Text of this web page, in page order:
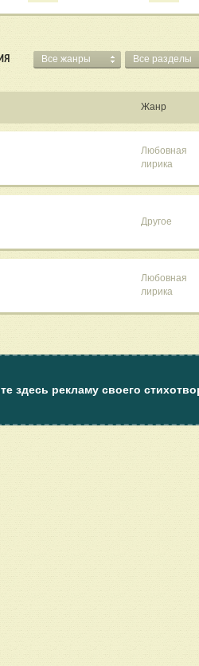
Все жанры Все разделы
Жанр
Любовная
лирика
Другое
Любовная
лирика
здесь рекламу своего